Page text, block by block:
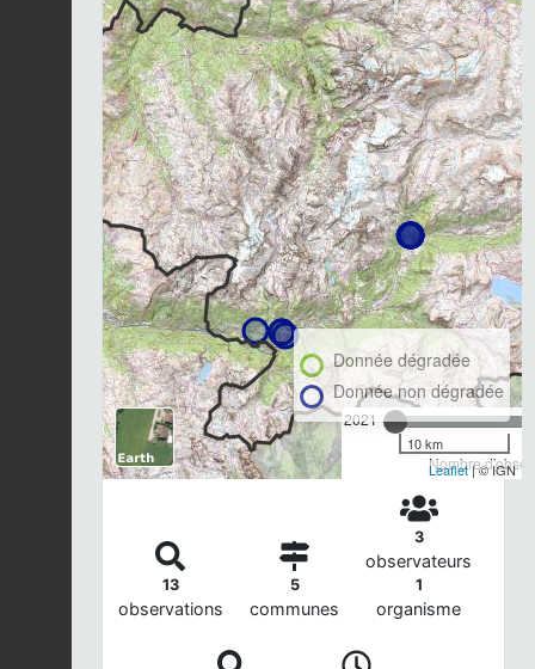
2021
Nombre
Donnée dégradée
Donnée non dégradée
10 km
Leaflet| © IGN
13
observations
5
communes
3
observateurs
1
organisme